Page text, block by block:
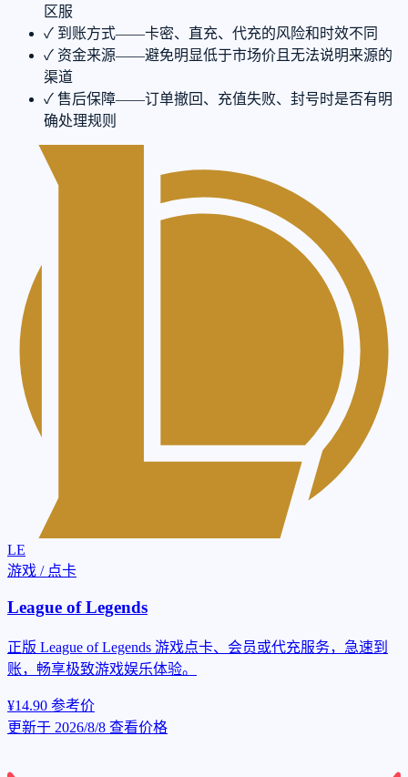
区服
✓ 到账方式——卡密、直充、代充的风险和时效不同
✓ 资金来源——避免明显低于市场价且无法说明来源的
渠道
✓ 售后保障——订单撤回、充值失败、封号时是否有明
确处理规则
LE
游戏 / 点卡
League of Legends
正版 League of Legends 游戏点卡、会员或代充服务，急速到
账，畅享极致游戏娱乐体验。
¥14.90 参考价
更新于 2026/8/8 查看价格